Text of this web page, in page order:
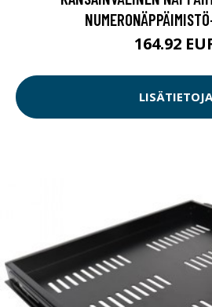
164.92
LISÄTIETOJA